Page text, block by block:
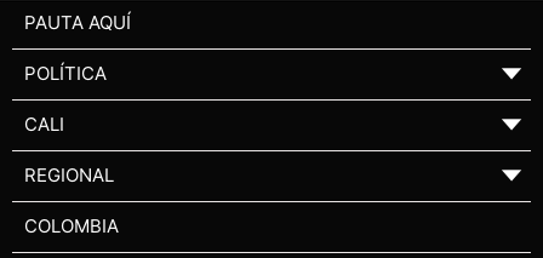
PAUTA AQUÍ
POLÍTICA ▼
CALI ▼
REGIONAL ▼
COLOMBIA